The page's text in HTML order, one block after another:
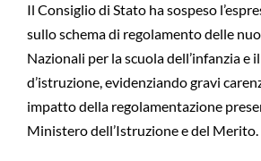
Il Consiglio di Stato ha sospeso
sullo schema di regolamento delle
Nazionali per la scuola dell’infanzia e
d’istruzione, evidenziando gravi
impatto della regolamentazione
Ministero dell’Istruzione e del Merito.